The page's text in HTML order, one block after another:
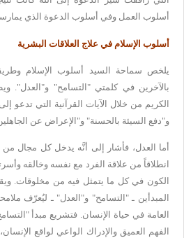
أسلوب العمل وفي أسلوب الدعوة الذي
أسلوب الإسلام في علاج العلاقات البشرية
يلخص سماحة السيد أسلوب الإسلام
بالآخرين في كلمتي "التسامح" و"العدل".
الكريم من خلال
الآيات القرآنية التي تدعو
و"دفع السيئة بالحسنة" و"الإعراض عن
أما العدل، فأشار إلى أنَّه يدخل كل مجال من
انطلاقاً من علاقة الفرد مع نفسه وخالقه
الكون في كل ما يتمثل فيه من مخلوقات.
المبدأين ـ "التسامح" و"العدل" ـ ليُعرّف
العامة في حياة الإنسان. فتشريع مبدأ
الفهم العميق والإدراك
الواعي لواقع